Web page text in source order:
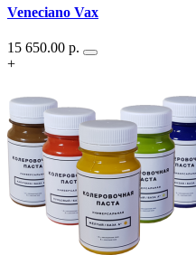
Veneciano Vax
15 650.00 р.
+